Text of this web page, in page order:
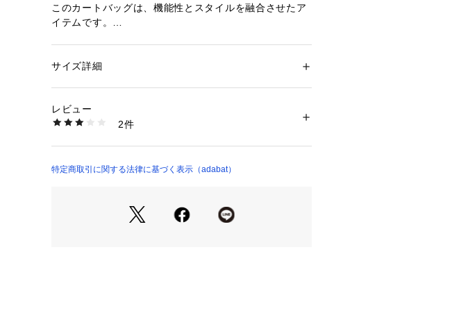
このカートバッグは、機能性とスタイルを融合させたア
イテムです。
500mlのペットボトルが2本も楽々収まる広さを持ちなが
ザインです。
おしゃれなパイピング配色使いが洗練された印象を与
のアクティブなシーンで欠かせない存在です。
保冷ポケットには高効率なアルミニウムを採用し、飲み
性別：メンズ
生産国：中国製
商品番号：
1600800005564
サイズ詳細
レビュー
2件
特定商取引に関する法律に基づく表示（adabat）